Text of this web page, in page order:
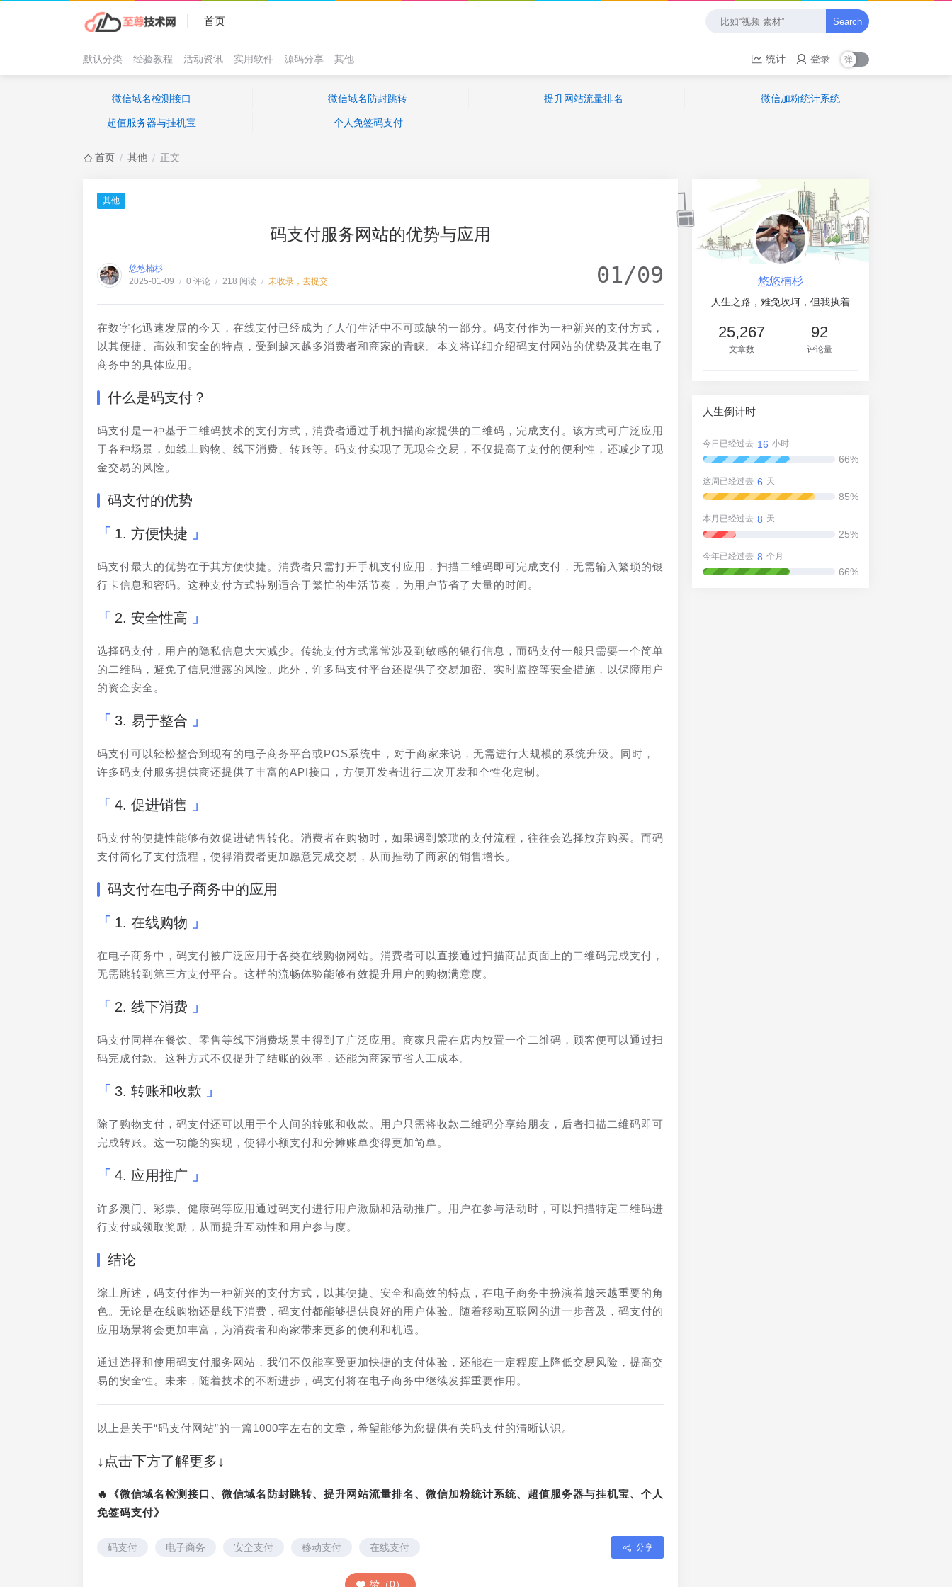
首页 Search
默认分类 经验教程 活动资讯 实用软件 源码分享 其他 统计 登录
微信域名检测接口 微信域名防封跳转 提升网站流量排名 微信加粉统计系统
超值服务器与挂机宝 个人免签码支付
首页 / 其他 / 正文
其他
码支付服务网站的优势与应用
悠悠楠杉
2025-01-09 / 0 评论 / 218 阅读 / 未收录，去提交 01/09
在数字化迅速发展的今天，在线支付已经成为了人们生活中不可或缺的一部分。码支付作为一种新兴的支付方式，
以其便捷、高效和安全的特点，受到越来越多消费者和商家的青睐。本文将详细介绍码支付网站的优势及其在电子
商务中的具体应用。
什么是码支付？
码支付是一种基于二维码技术的支付方式，消费者通过手机扫描商家提供的二维码，完成支付。该方式可广泛应用
于各种场景，如线上购物、线下消费、转账等。码支付实现了无现金交易，不仅提高了支付的便利性，还减少了现
金交易的风险。
码支付的优势
1. 方便快捷
码支付最大的优势在于其方便快捷。消费者只需打开手机支付应用，扫描二维码即可完成支付，无需输入繁琐的银
行卡信息和密码。这种支付方式特别适合于繁忙的生活节奏，为用户节省了大量的时间。
2. 安全性高
选择码支付，用户的隐私信息大大减少。传统支付方式常常涉及到敏感的银行信息，而码支付一般只需要一个简单
的二维码，避免了信息泄露的风险。此外，许多码支付平台还提供了交易加密、实时监控等安全措施，以保障用户
的资金安全。
3. 易于整合
码支付可以轻松整合到现有的电子商务平台或POS系统中，对于商家来说，无需进行大规模的系统升级。同时，
许多码支付服务提供商还提供了丰富的API接口，方便开发者进行二次开发和个性化定制。
4. 促进销售
码支付的便捷性能够有效促进销售转化。消费者在购物时，如果遇到繁琐的支付流程，往往会选择放弃购买。而码
支付简化了支付流程，使得消费者更加愿意完成交易，从而推动了商家的销售增长。
码支付在电子商务中的应用
1. 在线购物
在电子商务中，码支付被广泛应用于各类在线购物网站。消费者可以直接通过扫描商品页面上的二维码完成支付，
无需跳转到第三方支付平台。这样的流畅体验能够有效提升用户的购物满意度。
2. 线下消费
码支付同样在餐饮、零售等线下消费场景中得到了广泛应用。商家只需在店内放置一个二维码，顾客便可以通过扫
码完成付款。这种方式不仅提升了结账的效率，还能为商家节省人工成本。
3. 转账和收款
除了购物支付，码支付还可以用于个人间的转账和收款。用户只需将收款二维码分享给朋友，后者扫描二维码即可
完成转账。这一功能的实现，使得小额支付和分摊账单变得更加简单。
4. 应用推广
许多澳门、彩票、健康码等应用通过码支付进行用户激励和活动推广。用户在参与活动时，可以扫描特定二维码进
行支付或领取奖励，从而提升互动性和用户参与度。
结论
综上所述，码支付作为一种新兴的支付方式，以其便捷、安全和高效的特点，在电子商务中扮演着越来越重要的角
色。无论是在线购物还是线下消费，码支付都能够提供良好的用户体验。随着移动互联网的进一步普及，码支付的
应用场景将会更加丰富，为消费者和商家带来更多的便利和机遇。
通过选择和使用码支付服务网站，我们不仅能享受更加快捷的支付体验，还能在一定程度上降低交易风险，提高交
易的安全性。未来，随着技术的不断进步，码支付将在电子商务中继续发挥重要作用。
以上是关于“码支付网站”的一篇1000字左右的文章，希望能够为您提供有关码支付的清晰认识。
↓点击下方了解更多↓
🔥《微信域名检测接口、微信域名防封跳转、提升网站流量排名、微信加粉统计系统、超值服务器与挂机宝、个人
免签码支付》
码支付 电子商务 安全支付 移动支付 在线支付 分享
赞（0）
悠悠楠杉
人生之路，难免坎坷，但我执着
25,267
文章数
92
评论量
人生倒计时
今日已经过去 16 小时
66%
这周已经过去 6 天
85%
本月已经过去 8 天
25%
今年已经过去 8 个月
66%